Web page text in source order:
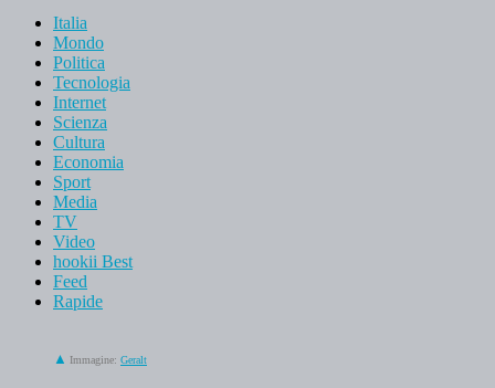
Italia
Mondo
Politica
Tecnologia
Internet
Scienza
Cultura
Economia
Sport
Media
TV
Video
hookii Best
Feed
Rapide
Immagine: Geralt